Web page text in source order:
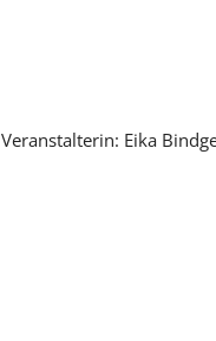
Veranstalterin: Eika